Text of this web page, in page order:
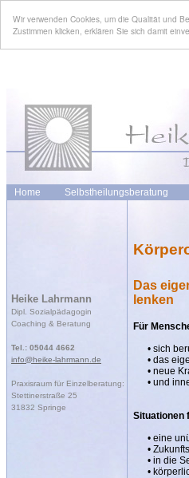
Wir verwenden Cookies, um die Qualität und
Zustimmen klicken, erklären Sie sich damit
Home Selbstheilungsberatung
Heike Lahrmann
Dipl. Sozialpädagogin
Coaching & Beratung
Tel.: 05044 4662
info@heike-lahrmann.de
Praxisraum für Einzelberatung:
Stettinerstraße 25
31832 Springe
Das
lenken
Für
• sich
• das
• neue
• und
Situationen
• eine
•
• in die
•